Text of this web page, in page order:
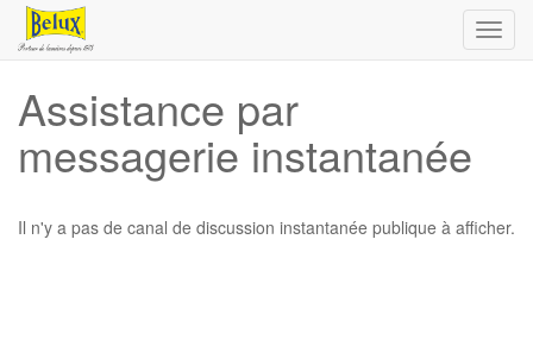
Assistance par
messagerie instantanée
Il n'y a pas de canal de discussion instantanée publique à afficher.